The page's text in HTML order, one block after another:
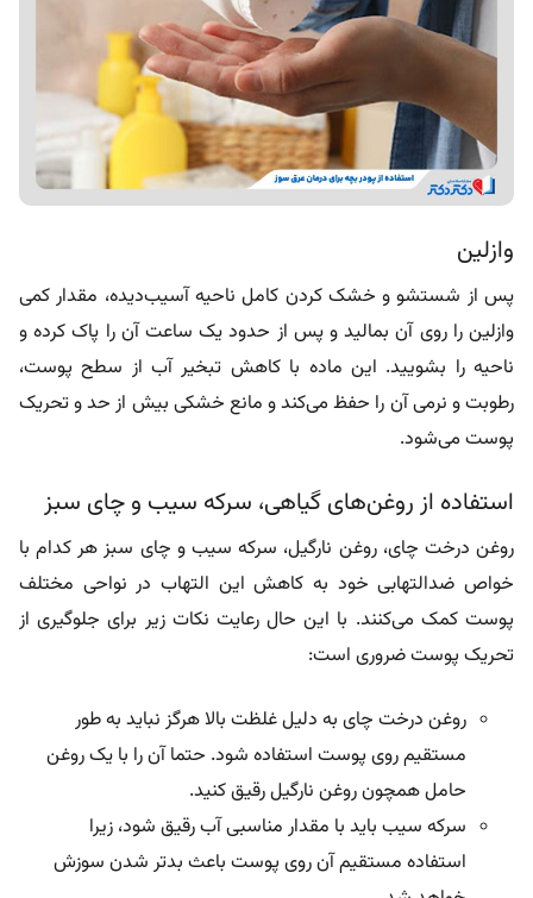
وازلین
پس از شستشو و خشک کردن کامل ناحیه آسیب‌دیده، مقدار کمی
وازلین را روی آن بمالید و پس از حدود یک ساعت آن را پاک کرده و
ناحیه را بشویید. این ماده با کاهش تبخیر آب از سطح پوست،
رطوبت و نرمی آن را حفظ می‌کند و مانع خشکی بیش از حد و تحریک
پوست می‌شود.
استفاده از روغن‌های گیاهی، سرکه سیب و چای سبز
روغن درخت چای، روغن نارگیل، سرکه سیب و چای سبز هر کدام با
خواص ضدالتهابی خود به کاهش این التهاب در نواحی مختلف
پوست کمک می‌کنند. با این حال رعایت نکات زیر برای جلوگیری از
تحریک پوست ضروری است:
روغن درخت چای به دلیل غلظت بالا هرگز نباید به طور
مستقیم روی پوست استفاده شود. حتما آن را با یک روغن
حامل همچون روغن نارگیل رقیق کنید.
سرکه سیب باید با مقدار مناسبی آب رقیق شود، زیرا
استفاده مستقیم آن روی پوست باعث بدتر شدن سوزش